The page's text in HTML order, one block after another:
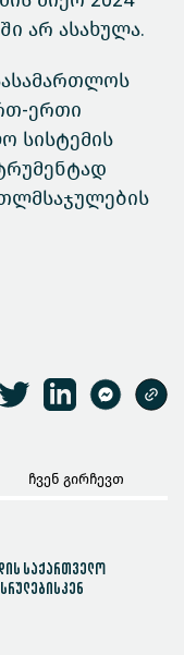
არ ასახულა.
ერთი
სისტემის
ჩვენ გირჩევთ
საქართველო